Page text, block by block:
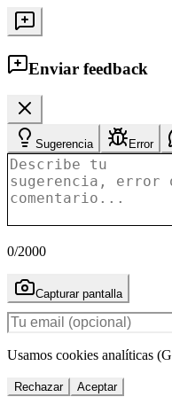
Enviar feedback
Sugerencia Error
0/2000
Capturar pantalla
Usamos cookies analíticas
Rechazar Aceptar